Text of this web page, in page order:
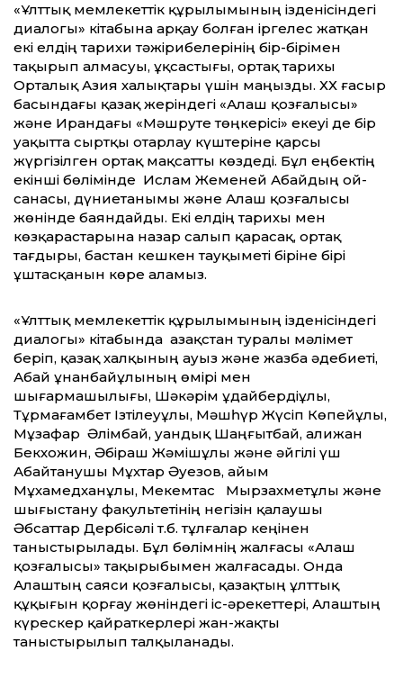
«Ұлттық мемлекеттік құрылымының ізденісіндегі
диалогы» кітабына арқау болған іргелес жатқан
екі елдің тарихи тәжірибелерінің бір-бірімен
тақырып алмасуы, ұқсастығы, ортақ тарихы
Орталық Азия халықтары үшін маңызды. ХХ ғасыр
басындағы қазақ жеріндегі «Алаш қозғалысы»
және Ирандағы «Мәшруте төңкерісі» екеуі де бір
уақытта сыртқы отарлау күштеріне қарсы
жүргізілген ортақ мақсатты көздеді. Бұл еңбектің
екінші бөлімінде Ислам Жеменей Абайдың ой-
санасы, дүниетанымы және Алаш қозғалысы
жөнінде баяндайды. Екі елдің тарихы мен
көзқарастарына назар салып қарасақ, ортақ
тағдыры, бастан кешкен тауқыметі біріне бірі
ұштасқанын көре аламыз.
«Ұлттық мемлекеттік құрылымының ізденісіндегі
диалогы» кітабында Қазақстан туралы мәлімет
беріп, қазақ халқының ауыз және жазба әдебиеті,
Абай Құнанбайұлының өмірі мен
шығармашылығы, Шәкәрім Құдайбердіұлы,
Тұрмағамбет Ізтілеуұлы, Мәшһүр Жүсіп Көпейұлы,
Мұзафар Әлімбай, Қуандық Шаңғытбай, Қалижан
Бекхожин, Әбіраш Жәмішұлы және әйгілі үш
Абайтанушы Мұхтар Әуезов, Қайым
Мұхамедханұлы, Мекемтас Мырзахметұлы және
шығыстану факультетінің негізін қалаушы
Әбсаттар Дербісәлі т.б. тұлғалар кеңінен
таныстырылады. Бұл бөлімнің жалғасы «Алаш
қозғалысы» тақырыбымен жалғасады. Онда
Алаштың саяси қозғалысы, қазақтың ұлттық
құқығын қорғау жөніндегі іс-әрекеттері, Алаштың
күрескер қайраткерлері жан-жақты
таныстырылып талқыланады.